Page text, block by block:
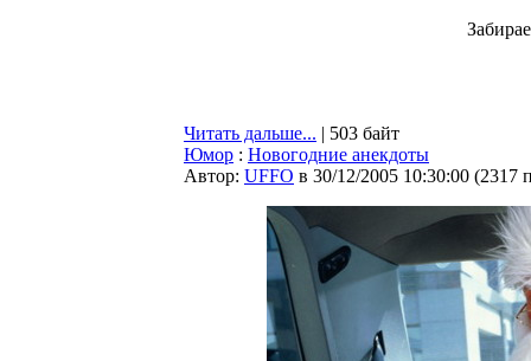
Читать дальше... | 503 байт
Юмор : Новогодние анекдоты
Автор: UFFO в 30/12/2005 10:30:00 (2317